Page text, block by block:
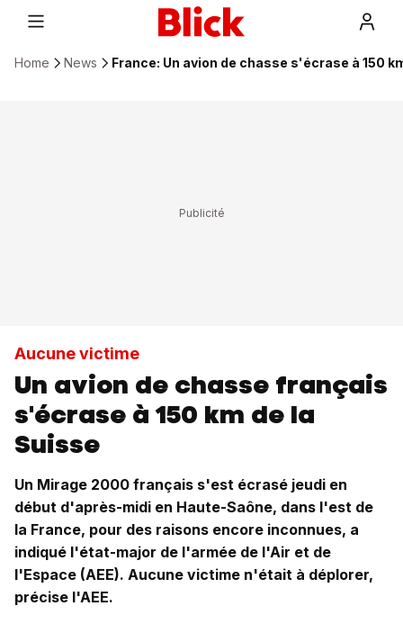
Home News France: Un avion de chasse s'écrase à 150
Aucune victime
Un avion de chasse français
s'écrase à 150 km de la
Suisse
Un Mirage 2000 français s'est écrasé jeudi en
début d'après-midi en Haute-Saône, dans l'est de
la France, pour des raisons encore inconnues, a
indiqué l'état-major de l'armée de l'Air et de
l'Espace (AEE). Aucune victime n'était à déplorer,
précise l'AEE.